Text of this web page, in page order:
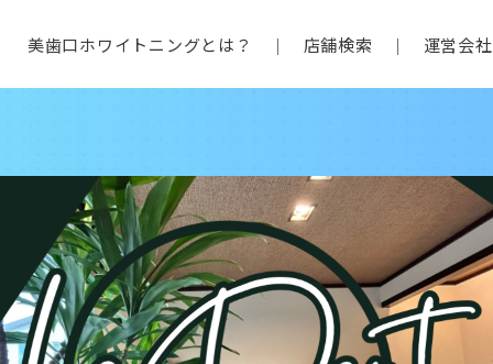
美歯口ホワイトニングとは？ 店舗検索 運営会社